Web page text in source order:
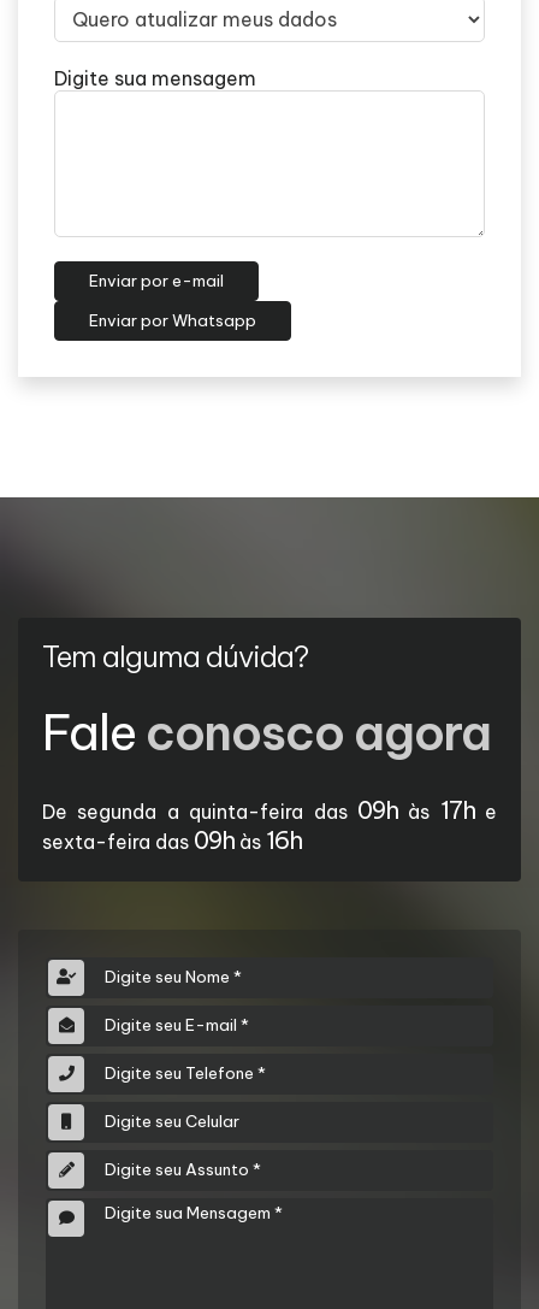
Digite sua mensagem
Enviar por e-mail
Enviar por Whatsapp
Tem alguma dúvida?
Fale conosco agora
De segunda a quinta-feira das 09hàs 17he
sexta-feira das 09h às 16h